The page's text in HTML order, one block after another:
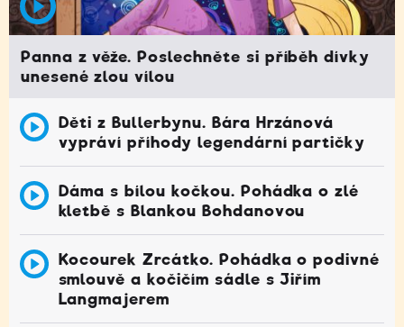
Panna z věže. Poslechněte si příběh dívky
unesené zlou vílou
Děti z Bullerbynu. Bára Hrzánová
vypráví příhody legendární partičky
Dáma s bílou kočkou. Pohádka o zlé
kletbě s Blankou Bohdanovou
Kocourek Zrcátko. Pohádka o podivné
smlouvě a kočičím sádle s Jiřím
Langmajerem